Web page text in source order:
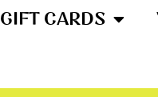
GIFT CARDS